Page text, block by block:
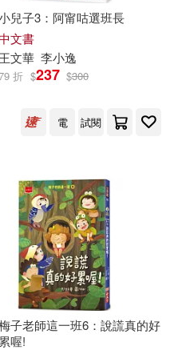
謝月真，
）(1)
良(1)
聶霞（主
選編）(1)
張淑慧(1)
市政府(1)
兒子3：阿甯咕選班長
文書
王文華 李小逸
折 $237 $300
電 試閱
子老師這一班6：說謊真的好
累喔!